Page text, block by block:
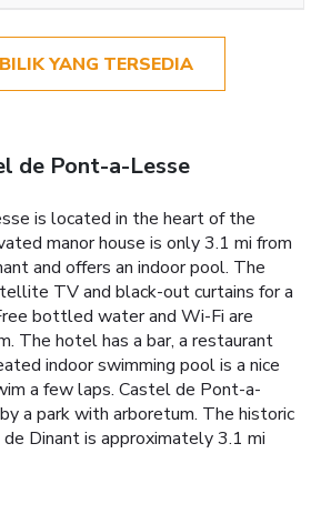
YANG TERSEDIA
de Pont-a-Lesse
is located in the heart of the
manor house is only 3.1 mi from
and offers an indoor pool. The
TV and black-out curtains for a
bottled water and Wi-Fi are
The hotel has a bar, a restaurant
indoor swimming pool is a nice
a few laps. Castel de Pont-a-
a park with arboretum. The historic
Dinant is approximately 3.1 mi